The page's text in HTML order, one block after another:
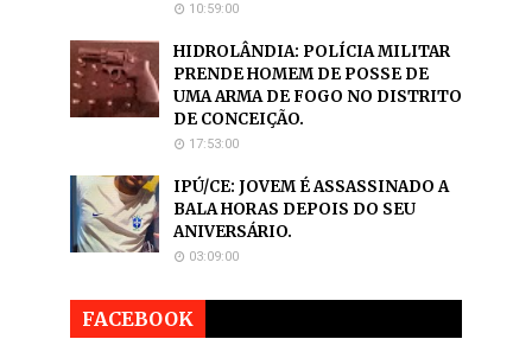
10:59:00
HIDROLÂNDIA: POLÍCIA MILITAR
PRENDE HOMEM DE POSSE DE
UMA ARMA DE FOGO NO DISTRITO
DE CONCEIÇÃO.
17:53:00
IPÚ/CE: JOVEM É ASSASSINADO A
BALA HORAS DEPOIS DO SEU
ANIVERSÁRIO.
03:09:00
FACEBOOK